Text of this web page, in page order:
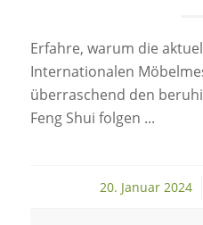
Erfahre, warum die
Internationalen
überraschend den
Feng Shui folgen ...
20. Januar 2024
/